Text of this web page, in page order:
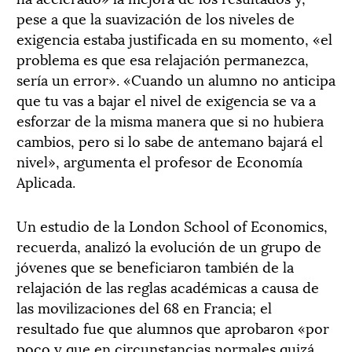
pese a que la suavización de los niveles de
exigencia estaba justificada en su momento, «el
problema es que esa relajación permanezca,
sería un error». «Cuando un alumno no anticipa
que tu vas a bajar el nivel de exigencia se va a
esforzar de la misma manera que si no hubiera
cambios, pero si lo sabe de antemano bajará el
nivel», argumenta el profesor de Economía
Aplicada.
Un estudio de la London School of Economics,
recuerda, analizó la evolución de un grupo de
jóvenes que se beneficiaron también de la
relajación de las reglas académicas a causa de
las movilizaciones del 68 en Francia; el
resultado fue que alumnos que aprobaron «por
poco y que en circunstancias normales quizá